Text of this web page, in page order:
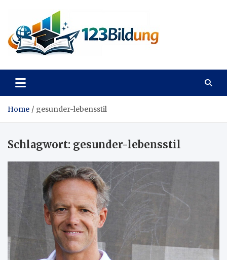
content
123Bildung
Home gesunder-lebensstil
Schlagwort: gesunder-lebensstil